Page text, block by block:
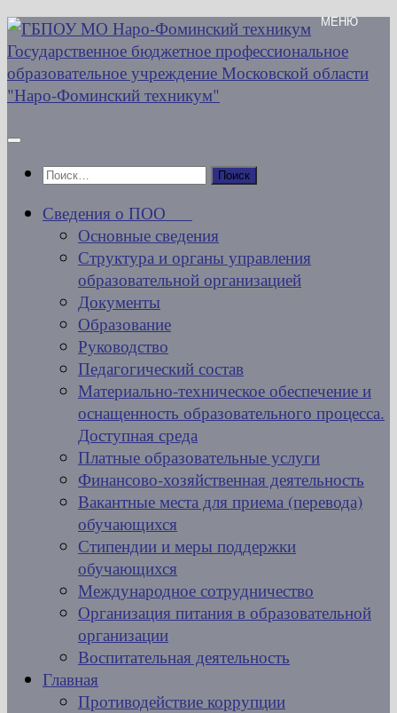
Перейти
к
содержимому
Найти:
Сведения о ПОО
Основные сведения
Структура и органы управления
образовательной организацией
Документы
Образование
Руководство
Педагогический состав
Материально-техническое обеспечение и
оснащенность образовательного процесса.
Доступная среда
Платные образовательные услуги
Финансово-хозяйственная деятельность
Вакантные места для приема (перевода)
обучающихся
Стипендии и меры поддержки
обучающихся
Международное сотрудничество
Организация питания в образовательной
организации
Воспитательная деятельность
Главная
Противодействие коррупции